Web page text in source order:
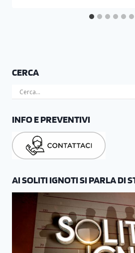
CERCA
INFO E PREVENTIVI
AI SOLITI IGNOTI SI PARLA DI